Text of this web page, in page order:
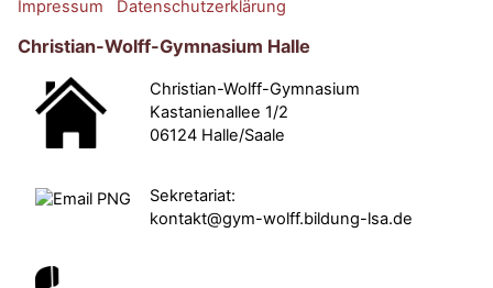
Impressum Datenschutzerklärung
Christian-Wolff-Gymnasium Halle
Christian-Wolff-Gymnasium
Kastanienallee 1/2
06124 Halle/Saale
Sekretariat:
kontakt@gym-wolff.bildung-lsa.de